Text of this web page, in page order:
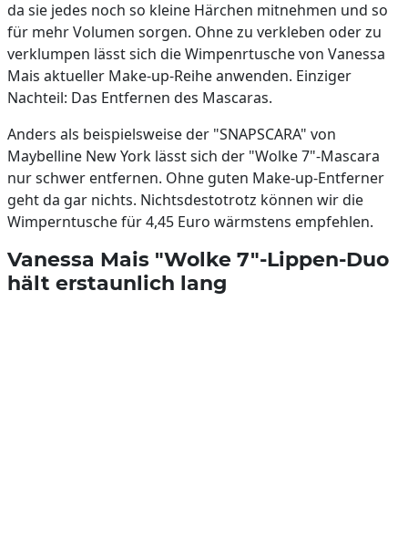
da sie jedes noch so kleine Härchen mitnehmen und so
für mehr Volumen sorgen. Ohne zu verkleben oder zu
verklumpen lässt sich die Wimpenrtusche von Vanessa
Mais aktueller Make-up-Reihe anwenden. Einziger
Nachteil: Das Entfernen des Mascaras.
Anders als beispielsweise der "SNAPSCARA" von
Maybelline New York lässt sich der "Wolke 7"-Mascara
nur schwer entfernen. Ohne guten Make-up-Entferner
geht da gar nichts. Nichtsdestotrotz können wir die
Wimperntusche für 4,45 Euro wärmstens empfehlen.
Vanessa Mais "Wolke 7"-Lippen-Duo
hält erstaunlich lang